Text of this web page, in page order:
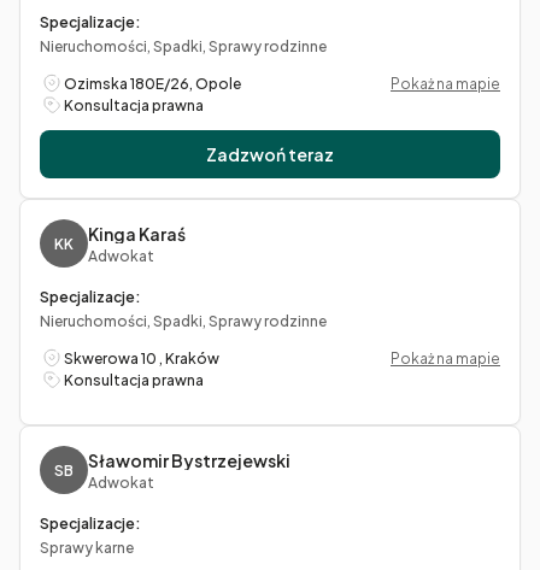
Specjalizacje:
Nieruchomości, Spadki, Sprawy rodzinne
Ozimska 180E/26, Opole
Pokaż na mapie
Konsultacja prawna
Zadzwoń teraz
KK Kinga Karaś
Adwokat
Specjalizacje:
Nieruchomości, Spadki, Sprawy rodzinne
Skwerowa 10 , Kraków
Pokaż na mapie
Konsultacja prawna
SB Sławomir Bystrzejewski
Adwokat
Specjalizacje:
Sprawy karne